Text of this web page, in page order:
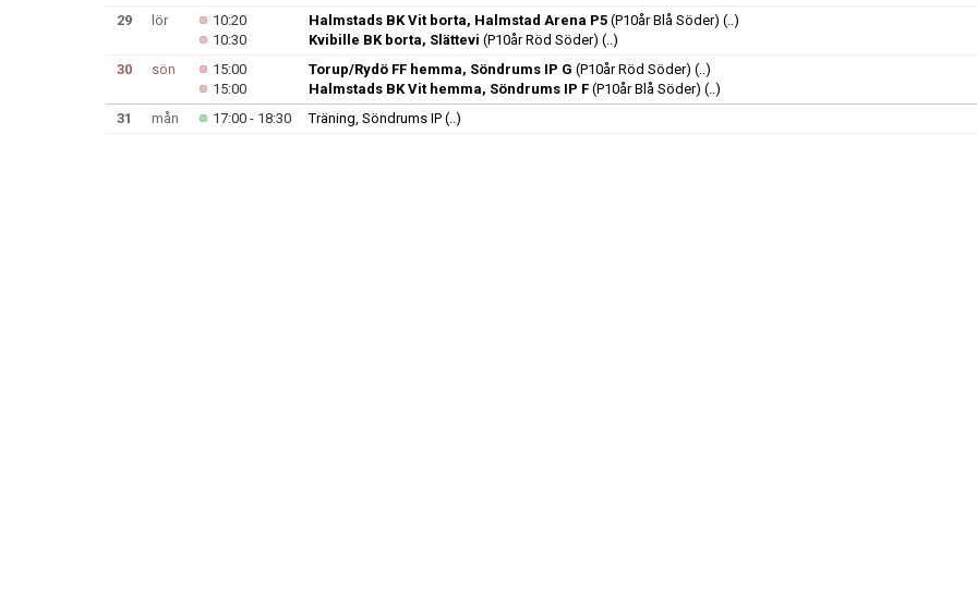
29
lör 10:20 Halmstads BK Vit borta, Halmstad Arena P5 (P10år Blå Söder) (..)
10:30
Kvibille BK borta, Slättevi (P10år Röd Söder) (..)
30
sön 15:00 Torup/Rydö FF hemma, Söndrums IP G (P10år Röd Söder) (..)
15:00
Halmstads BK Vit hemma, Söndrums IP F (P10år Blå Söder) (..)
31
mån 17:00 - 18:30 Träning, Söndrums IP (..)